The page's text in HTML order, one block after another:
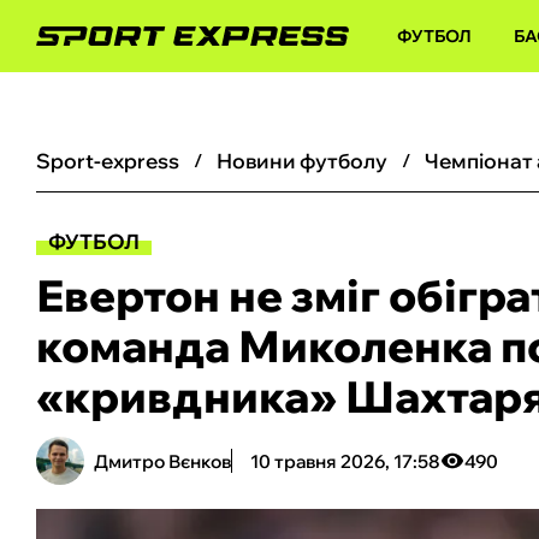
ФУТБОЛ
sport-express новини футболу
ФУТБОЛ
Евертон не зміг
команда Миколенка
«кривдника»
Дмитро Вєнков 10 травня 2026, 17:58 490